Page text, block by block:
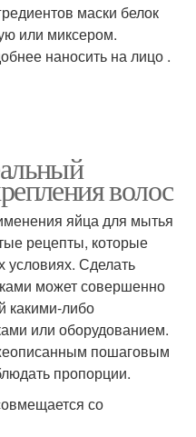
маски белок
или миксером.
наносить на лицо .
волос
яйца для мытья
рецепты, которые
Сделать
может совершенно
какими-либо
или оборудованием.
пошаговым
пропорции.
со